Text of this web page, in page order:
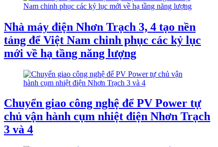
Nhà máy điện Nhơn Trạch 3, 4 tạo nền
tảng để Việt Nam chinh phục các kỷ lục
mới về hạ tầng năng lượng
Chuyển giao công nghệ để PV Power tự
chủ vận hành cụm nhiệt điện Nhơn Trạch
3 và 4